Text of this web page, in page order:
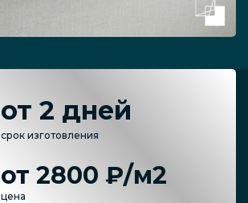
от 2 дней
срок изготовления
от 2800 ₽/м2
цена